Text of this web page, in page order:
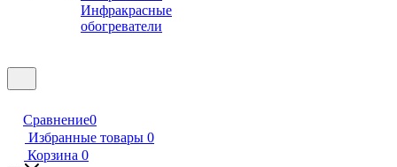
Инфракрасные
обогреватели
Сравнение0
Избранные товары 0
Корзина 0